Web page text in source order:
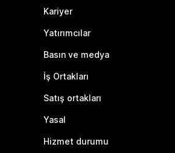
Kariyer
Yatırımcılar
Basın ve medya
İş Ortakları
Satış ortakları
Yasal
Hizmet durumu